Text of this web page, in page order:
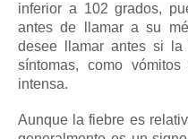
inferior a 102 grados,
antes de llamar a su
desee llamar antes si la
síntomas, como
intensa.
Aunque la fiebre es